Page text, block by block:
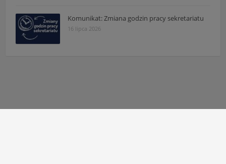
Komunikat: Zmiana godzin pracy sekretariatu
16 lipca 2026